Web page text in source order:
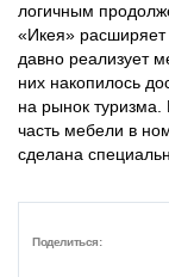
логичным
«Икея»
давно реализует
них накопилось
на рынок туризма.
часть мебели в
сделана
Поделиться: